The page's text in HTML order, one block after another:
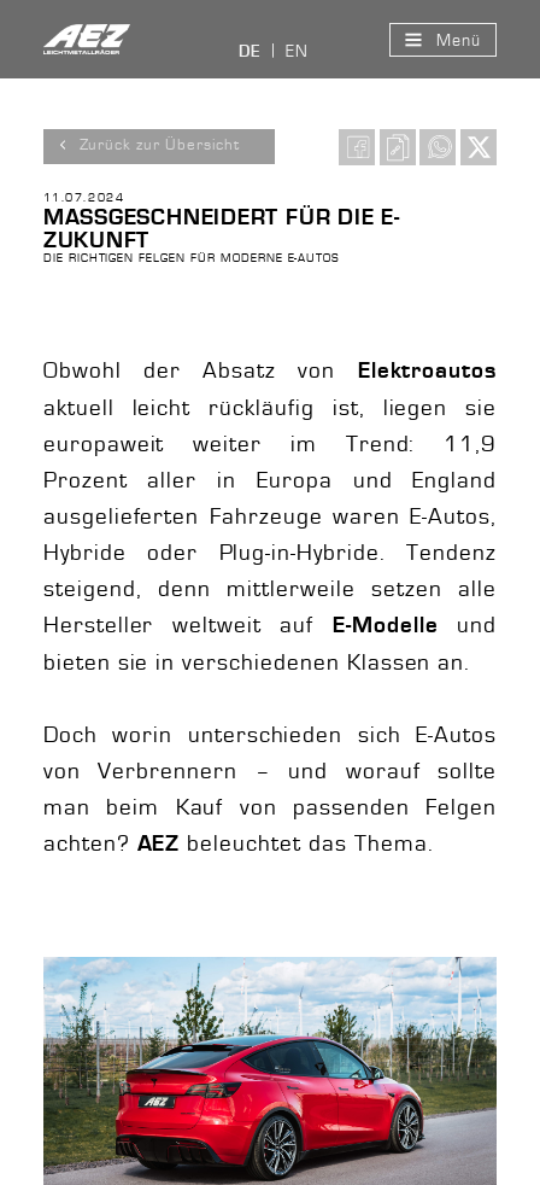
DE EN
Menü
Zurück zur Übersicht
11.07.2024
MASSGESCHNEIDERT FÜR DIE E-Z
UKUNFT
DIE RICHTIGEN FELGEN FÜR MODERNE E-AUTOS
Obwohl der Absatz von Elektroautos
aktuell leicht rückläufig ist, liegen sie
europaweit weiter im Trend: 11,9
Prozent aller in Europa und England
ausgelieferten Fahrzeuge waren E-Autos,
Hybride oder Plug-in-Hybride. Tendenz
steigend, denn mittlerweile setzen alle
Hersteller weltweit auf
E-Modelle
und
bieten sie in verschiedenen Klassen an.
Doch worin unterschieden sich E-Autos
von Verbrennern – und worauf sollte
man beim Kauf von passenden Felgen
achten? AEZ beleuchtet das Thema.